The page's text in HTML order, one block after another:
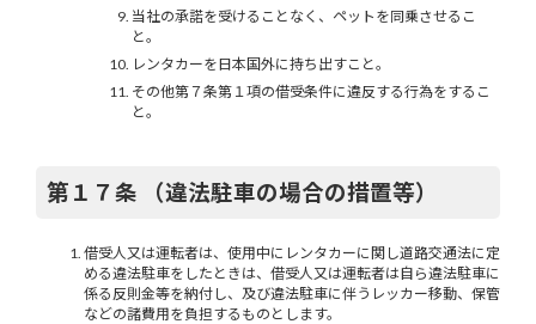
当社の承諾を受けることなく、ペットを同乗させるこ
と。
レンタカーを日本国外に持ち出すこと。
その他第７条第１項の借受条件に違反する行為をするこ
と。
第１７条 （違法駐車の場合の措置等）
借受人又は運転者は、使用中にレンタカーに関し道路交通法に定
める違法駐車をしたときは、借受人又は運転者は自ら違法駐車に
係る反則金等を納付し、及び違法駐車に伴うレッカー移動、保管
などの諸費用を負担するものとします。